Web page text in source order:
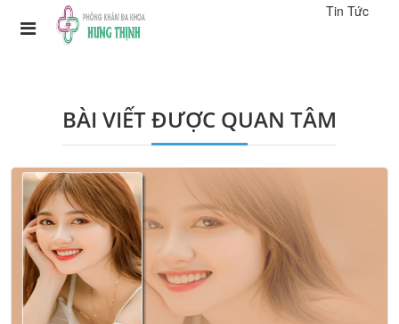
Tin Tức
BÀI VIẾT ĐƯỢC QUAN TÂM